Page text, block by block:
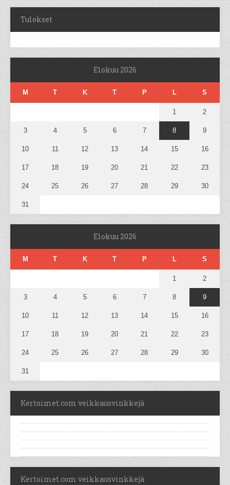
Tulokset
Elokuu 2026
M T K T P L S
1 2
3 4 5 6 7 8 9
10 11 12 13 14 15 16
17 18 19 20 21 22 23
24 25 26 27 28 29 30
31
Elokuu 2026
M T K T P L S
1 2
3 4 5 6 7 8 9
10 11 12 13 14 15 16
17 18 19 20 21 22 23
24 25 26 27 28 29 30
31
Kertoimet.com veikkausvinkkejä
Kertoimet.com veikkausvinkkejä